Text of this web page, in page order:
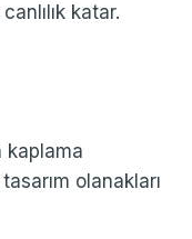
katar.
kaplama
olanakları